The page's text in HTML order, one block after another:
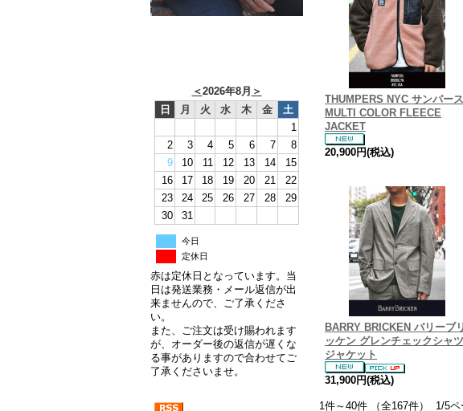
＜2026年8月 ＞
日
月 火 水 木 金
土
1
2
3 4 5 6 7
8
9
10 11 12 13 14
15
16
17 18 19 20 21
22
23
24 25 26 27 28
29
30
31
今日
定休日
赤は定休日となっています。当
日は発送業務・メール返信が出
来ませんので、ご了承くださ
い。
また、ご注文は受け賜われます
が、オーダー後の返信が遅くな
る事がありますので合わせてご
了承くださいませ。
THUMPERS NYC サンパース
MULTI COLOR FLEECE
JACKET
20,900円(税込)
BARRY BRICKEN バリーブリ
ッケン グレンチェックシャツ
ジャケット
31,900円(税込)
1件～40件 （全167件） 1/5ペ